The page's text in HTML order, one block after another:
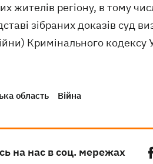
регіону, в тому
зібраних доказів суд
Кримінального кодексу
область Війна
на нас в соц. мережах